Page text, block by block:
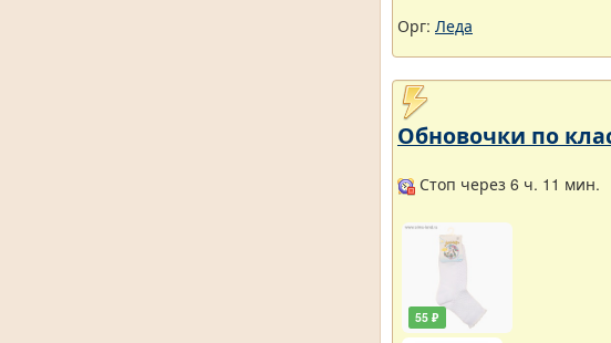
Орг: Леда
Обновочки по
Стоп через 6 ч. 11 мин.
55 ₽